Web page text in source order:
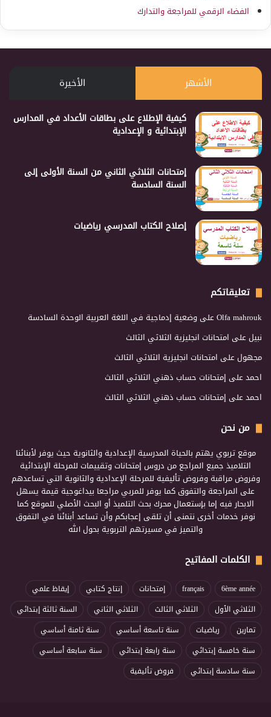
الفضاء الرقمي للمراجعة والتدارك
الأشهر الأخيرة
كيفية الإطلاع على بطاقات الأعداد في المدارس
الإبتدائية و الإعدادية
إمتحانات الثلاثي الثاني من السنة الأولى إلى
السنة السادسة
إصلاح الكتاب المدرسي رياضيات
تعليقاتكم
Olfa mahroukعلى وضعية إدماجية في اللغة العربية الوحدة السادسة
نبيلعلى امتحانات انجليزية الثلاثي الثالث
مجهولعلى امتحانات انجليزية الثلاثي الثالث
احمدعلى إمتحانات حساب ذهني الثلاثي الثالث
احمدعلى إمتحانات حساب ذهني الثلاثي الثالث
من نحن
موقع تربوي يهتم بالحياة المدرسية الإعدادية والثانوية حيث يوفر لأبنائنا
التلاميذ جميع المراجع من دروس إمتحانات وتقييمات للمرحلة الإبتدائية
وفروض مراقبة وفروض تأليفية للمرحلة الإعدادية والثانوية التي تساعدهم
على المراجعة والتفوق كما يوفر للمربي مراجعا بيداغوجية قيمة يسهل
الابحار فيه إما بإستعمال محرك بحث التلميذ أو البحث الأصلي للموقع كما
نوفر خدمات أخرى نتمنى أن تلقى إعجابكم وأن تساعد أبنائنا في التفوق
والتميز في مسيرتهم التربوية بحول الله
الكلمات المفاتيح
6ème année
français إمتحانات إنتاج كتابي
إيقاظ علمي
الثلاثي الأول
الثلاثي الثالث الثلاثي الثاني
السنة ثالثة إبتدائي
تمارين
رياضيات سنة تاسعة أساسي
سنة ثامنة أساسي
سنة خامسة إبتدائي
سنة رابعة إبتدائي
سنة سابعة أساسي
سنة سادسة إبتدائي
فروض تأليفية